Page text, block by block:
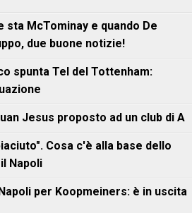
sta McTominay e quando De
due buone notizie!
spunta Tel del Tottenham:
Jesus proposto ad un club di A
Cosa c'è alla base dello
Napoli
per Koopmeiners: è in uscita